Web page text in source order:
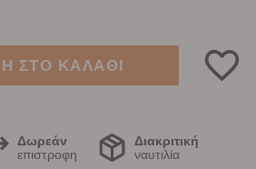
ΣΤΟ ΚΑΛΑΘΙ
Δωρεάν
επιστροφη
Διακριτική
ναυτιλία